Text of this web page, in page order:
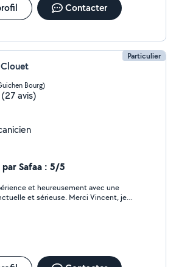
Contacter
Particulier
Bourg)
(27 avis)
Safaa : 5/5
et heureusement avec une
et sérieuse. Merci Vincent, je